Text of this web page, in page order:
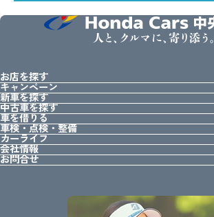
人と、クルマに、寄り添う。
お店を探す
キャンペーン
新車を探す
中古車を探す
車を借りる
車検・点検・整備
カーライフ
会社情報
お問合せ